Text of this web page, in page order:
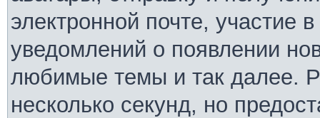
электронной почте, участие
уведомлений о появлении
любимые темы и так далее.
несколько секунд, но